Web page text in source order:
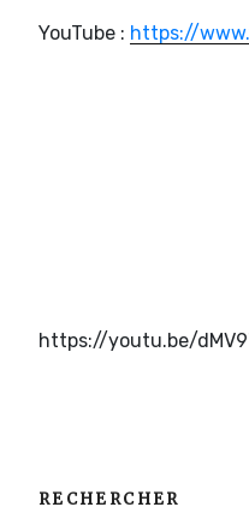
YouTube : https://
https://youtu.be/
RECHERCHER